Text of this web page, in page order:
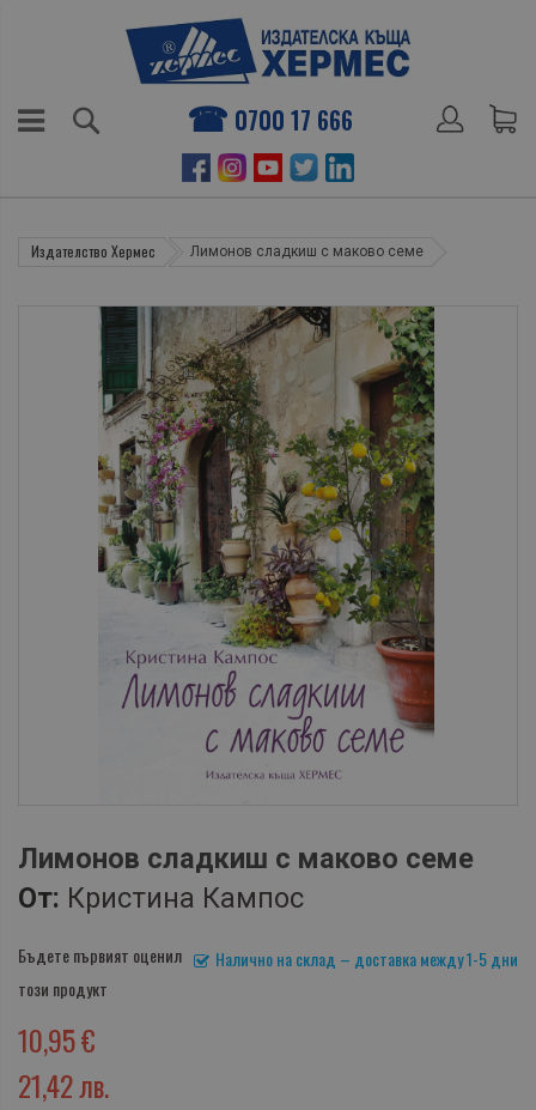
0700 17 666
Издателство Хермес Лимонов сладкиш с маково семе
Лимонов сладкиш с маково семе
От: Кристина Кампос
Налично на склад – доставка между 1-5 дни
Бъдете първият оценил
този продукт
10,95 €
21,42 лв.